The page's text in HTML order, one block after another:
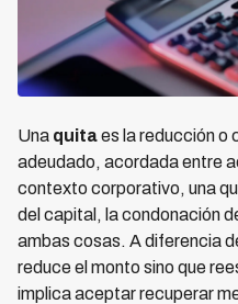
Una quitaes la reducción o
adeudado, acordada entre
contexto corporativo, una
del capital, la condonación
ambas cosas. A diferencia
reduce el monto sino que
implica aceptar recuperar